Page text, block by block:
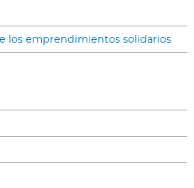
los emprendimientos solidarios